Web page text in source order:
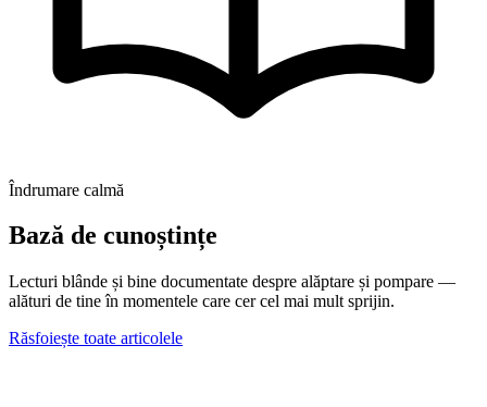
Îndrumare calmă
Bază de cunoștințe
Lecturi blânde și bine documentate despre alăptare și pompare —
alături de tine în momentele care cer cel mai mult sprijin.
Răsfoiește toate articolele